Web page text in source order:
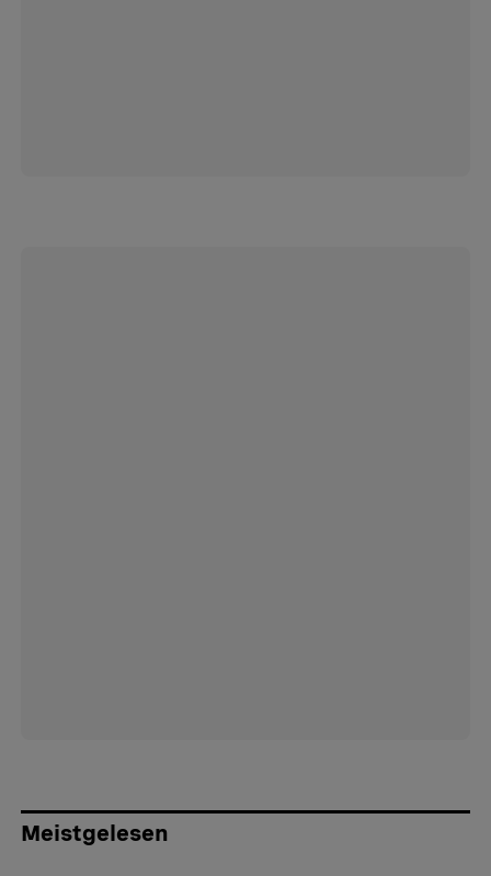
Meistgelesen